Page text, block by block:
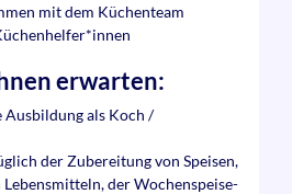
mit dem Küchenteam
erwarten:
Ausbildung als Koch /
der Zubereitung von Speisen,
der Wochen­speise­